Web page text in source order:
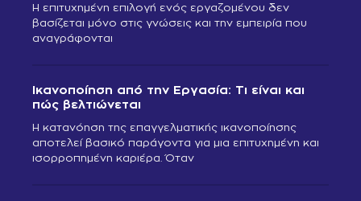
Η επιτυχημένη επιλογή ενός εργαζομένου δεν
βασίζεται μόνο στις γνώσεις και την εμπειρία που
αναγράφονται
Ικανοποίηση από την Εργασία: Τι είναι και
πώς βελτιώνεται
Η κατανόηση της επαγγελματικής ικανοποίησης
αποτελεί βασικό παράγοντα για μια επιτυχημένη και
ισορροπημένη καριέρα. Όταν